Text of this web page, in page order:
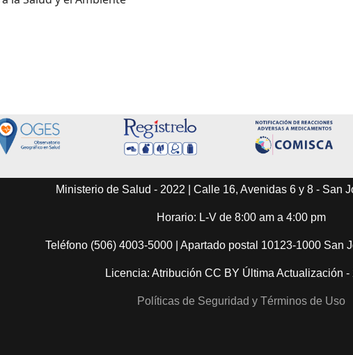
Ministerio de Salud - 2022 | Calle 16, Avenidas 6 y 8 - San
Horario: L-V de 8:00 am a 4:00 pm
Teléfono (506) 4003-5000 | Apartado postal 10123-1000 San
Licencia: Atribución CC BY Última Actualización -
Políticas de Seguridad y Términos de Uso